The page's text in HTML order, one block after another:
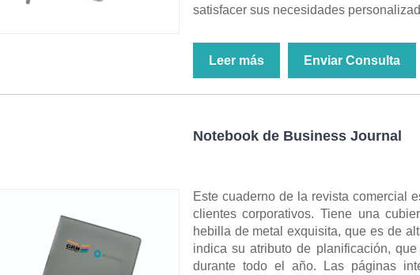
satisfacer sus necesidades
Leer más Enviar Consulta
Notebook de Business Journal
Este cuaderno de la revista comercial
clientes corporativos. Tiene una
hebilla de metal exquisita, que es de
indica su atributo de planificación,
durante todo el año. Las páginas